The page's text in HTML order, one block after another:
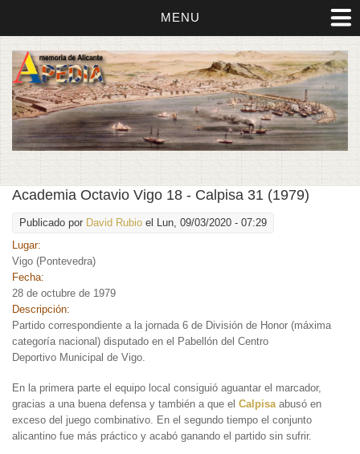
MENU
Academia Octavio Vigo 18 - Calpisa 31 (1979)
Publicado por David Rubio el Lun, 09/03/2020 - 07:29
Lugar:
Vigo (Pontevedra)
Fecha:
28 de octubre de 1979
Descripción:
Partido correspondiente a la jornada 6 de División de Honor (máxima
categoría nacional) disputado en el Pabellón del Centro
Deportivo Municipal de Vigo.
En la primera parte el equipo local consiguió aguantar el marcador,
gracias a una buena defensa y también a que el Calpisa abusó en
exceso del juego combinativo. En el segundo tiempo el conjunto
alicantino fue más práctico y acabó ganando el partido sin sufrir.